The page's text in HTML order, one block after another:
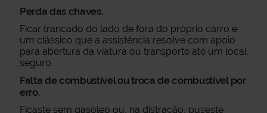
Perda das chaves.
Ficar trancado do lado de fora do próprio carro é
um clássico que a assistência resolve com apoio
para abertura da viatura ou transporte até um local
seguro.
Falta de combustível ou troca de combustível por
erro.
Ficaste sem gasóleo ou, na distração, puseste